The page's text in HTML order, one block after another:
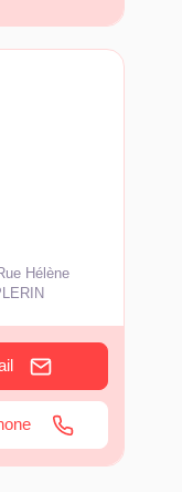
Hélène